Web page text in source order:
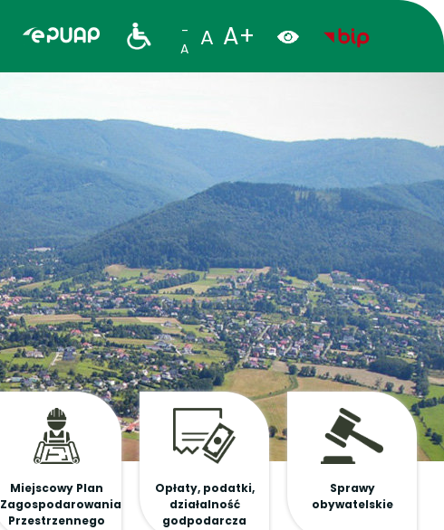
-
A
A A+
Miejscowy Plan
Zagospodarowania
Przestrzennego
Opłaty, podatki,
działalność
godpodarcza
Sprawy
obywatelskie